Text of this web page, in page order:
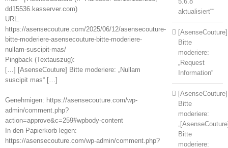
dd15536.kasserver.com)
URL:
https://asensecouture.com/2025/06/12/asensecouture-
bitte-moderiere-asensecouture-bitte-moderiere-
nullam-suscipit-mas/
Pingback (Textauszug):
[…] [AsenseCouture] Bitte moderiere: „Nullam
suscipit mas“ […]
Genehmigen: https://asensecouture.com/wp-
admin/comment.php?
action=approve&c=259#wpbody-content
In den Papierkorb legen:
https://asensecouture.com/wp-admin/comment.php?
aktualisiert““
[AsenseCouture]
Bitte
moderiere:
„Request
Information“
[AsenseCouture]
Bitte
moderiere:
Bitte
moderiere: